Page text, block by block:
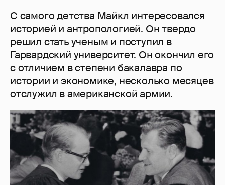
С самого детства Майкл интересовался
историей и антропологией. Он твердо
решил стать ученым и поступил в
Гарвардский университет. Он окончил его
с отличием в степени бакалавра по
истории и экономике, несколько месяцев
отслужил в американской армии.